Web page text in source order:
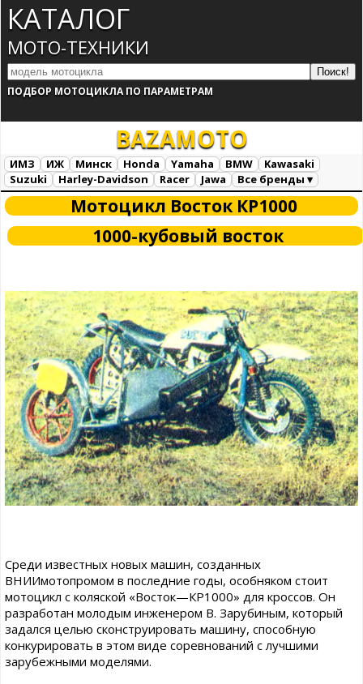
КАТАЛОГ
МОТО-ТЕХНИКИ
ПОДБОР МОТОЦИКЛА ПО ПАРАМЕТРАМ
BAZAMOTO
ИМЗ ИЖ Минск Honda Yamaha BMW
Kawasaki
Suzuki
Harley-Davidson Racer Jawa
Все бренды ▾
Все марки
Загрузка...
Мотоцикл Восток КР1000
1000-кубовый восток
Среди известных новых машин, созданных
ВНИИмотопромом в последние годы, особняком стоит
мотоцикл с коляской «Восток—КР1000» для кроссов. Он
разработан молодым инженером В. Зарубиным, который
задался целью сконструировать машину, способную
конкурировать в этом виде соревнований с лучшими
зарубежными моделями.